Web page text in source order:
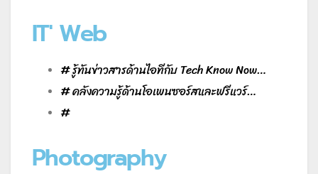
IT' Web
#รู้ทันข่าวสารด้านไอทีกับ Tech Know Now…
#คลังความรู้ด้านโอเพนซอร์สและฟรีแวร์…
#
Photography